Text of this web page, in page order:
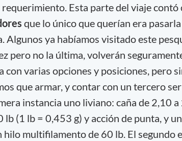
Esta parte del viaje contó
que lo único que querían era
Algunos ya habíamos visitado este
pero no la última, volverán
con varias opciones y posiciones, pero
que armar, y contar con un tercero
instancia uno liviano: caña de 2,10
lb (1 lb = 0,453 g) y acción de punta, y un
hilo multifilamento de 60 lb. El segundo